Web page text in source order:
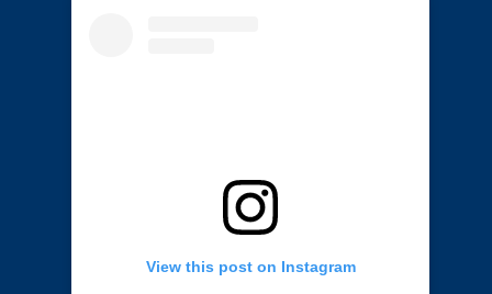
View this post on Instagram